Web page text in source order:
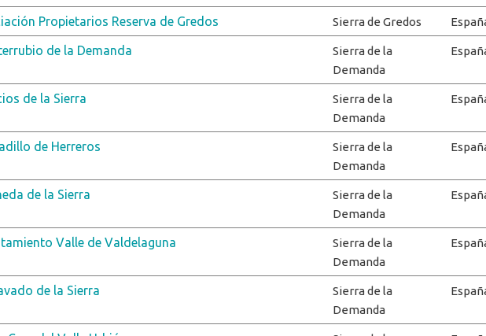
Propietarios Reserva de Gredos Sierra de Gredos
de la Demanda
Sierra de la
Demanda
de la Sierra
Sierra de la
Demanda
de Herreros
Sierra de la
Demanda
de la Sierra
Sierra de la
Demanda
Valle de Valdelaguna
Sierra de la
Demanda
de la Sierra
Sierra de la
Demanda